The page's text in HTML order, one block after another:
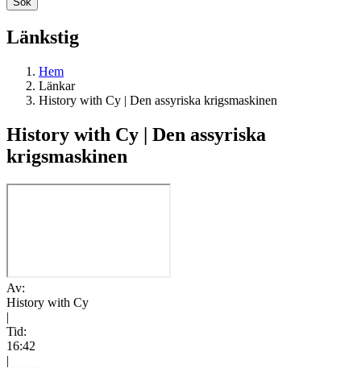
Länkstig
Hem
Länkar
History with Cy | Den assyriska krigsmaskinen
History with Cy | Den assyriska
krigsmaskinen
Av:
History with Cy
|
Tid:
16:42
|